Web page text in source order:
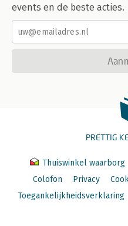
events en de beste acties.
PRETTIG
Thuiswinkel waarborg
Colofon
Privacy
Toegankelijkheidsverklaring